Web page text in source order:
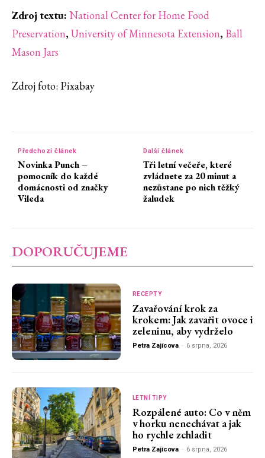
Zdroj textu: National Center for Home Food
Preservation,University of Minnesota Extension, Ball
Mason Jars
Zdroj foto: Pixabay
Předchozí článek
Novinka Punch –
pomocník do každé
domácnosti od značky
Vileda
Další článek
Tři letní večeře, které
zvládnete za 20 minut a
nezůstane po nich těžký
žaludek
DOPORUČUJEME
RECEPTY
Zavařování krok za
krokem: Jak zavařit ovoce i
zeleninu, aby vydrželo
Petra Zajícova - 6 srpna, 2026
LETNÍ TIPY
Rozpálené auto: Co v něm
v horku nenechávat a jak
ho rychle zchladit
Petra Zajícova - 6 srpna, 2026